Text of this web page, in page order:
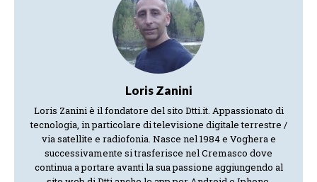
Loris Zanini
Loris Zanini è il fondatore del sito Dtti.it. Appassionato di
tecnologia, in particolare di televisione digitale terrestre /
via satellite e radiofonia. Nasce nel 1984 e Voghera e
successivamente si trasferisce nel Cremasco dove
continua a portare avanti la sua passione aggiungendo al